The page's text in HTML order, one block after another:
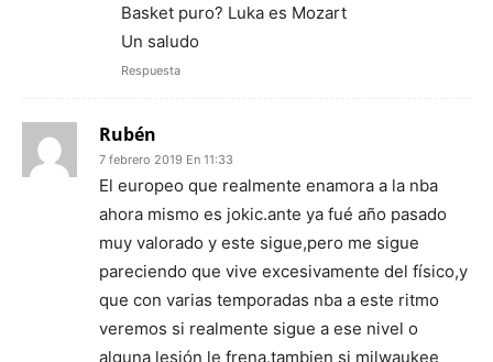
Basket puro? Luka es Mozart
Un saludo
Respuesta
Rubén
7 febrero 2019 En 11:33
El europeo que realmente enamora a la nba
ahora mismo es jokic.ante ya fué año pasado
muy valorado y este sigue,pero me sigue
pareciendo que vive excesivamente del físico,y
que con varias temporadas nba a este ritmo
veremos si realmente sigue a ese nivel o
alguna lesión le frena.tambien si milwaukee